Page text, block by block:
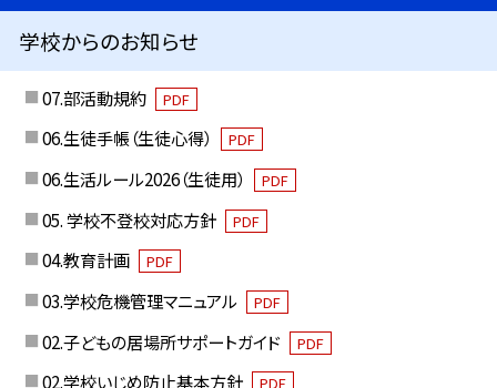
学校からのお知らせ
07.部活動規約 PDF
06.生徒手帳（生徒心得） PDF
06.生活ルール2026（生徒用） PDF
05. 学校不登校対応方針 PDF
04.教育計画 PDF
03.学校危機管理マニュアル PDF
02.子どもの居場所サポートガイド PDF
02.学校いじめ防止基本方針 PDF